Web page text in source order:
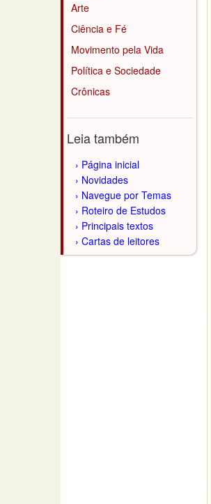
Arte
Ciência e Fé
Movimento pela Vida
Política e Sociedade
Crônicas
Leia também
Página inicial
Novidades
Navegue por Temas
Roteiro de Estudos
Principais textos
Cartas de leitores